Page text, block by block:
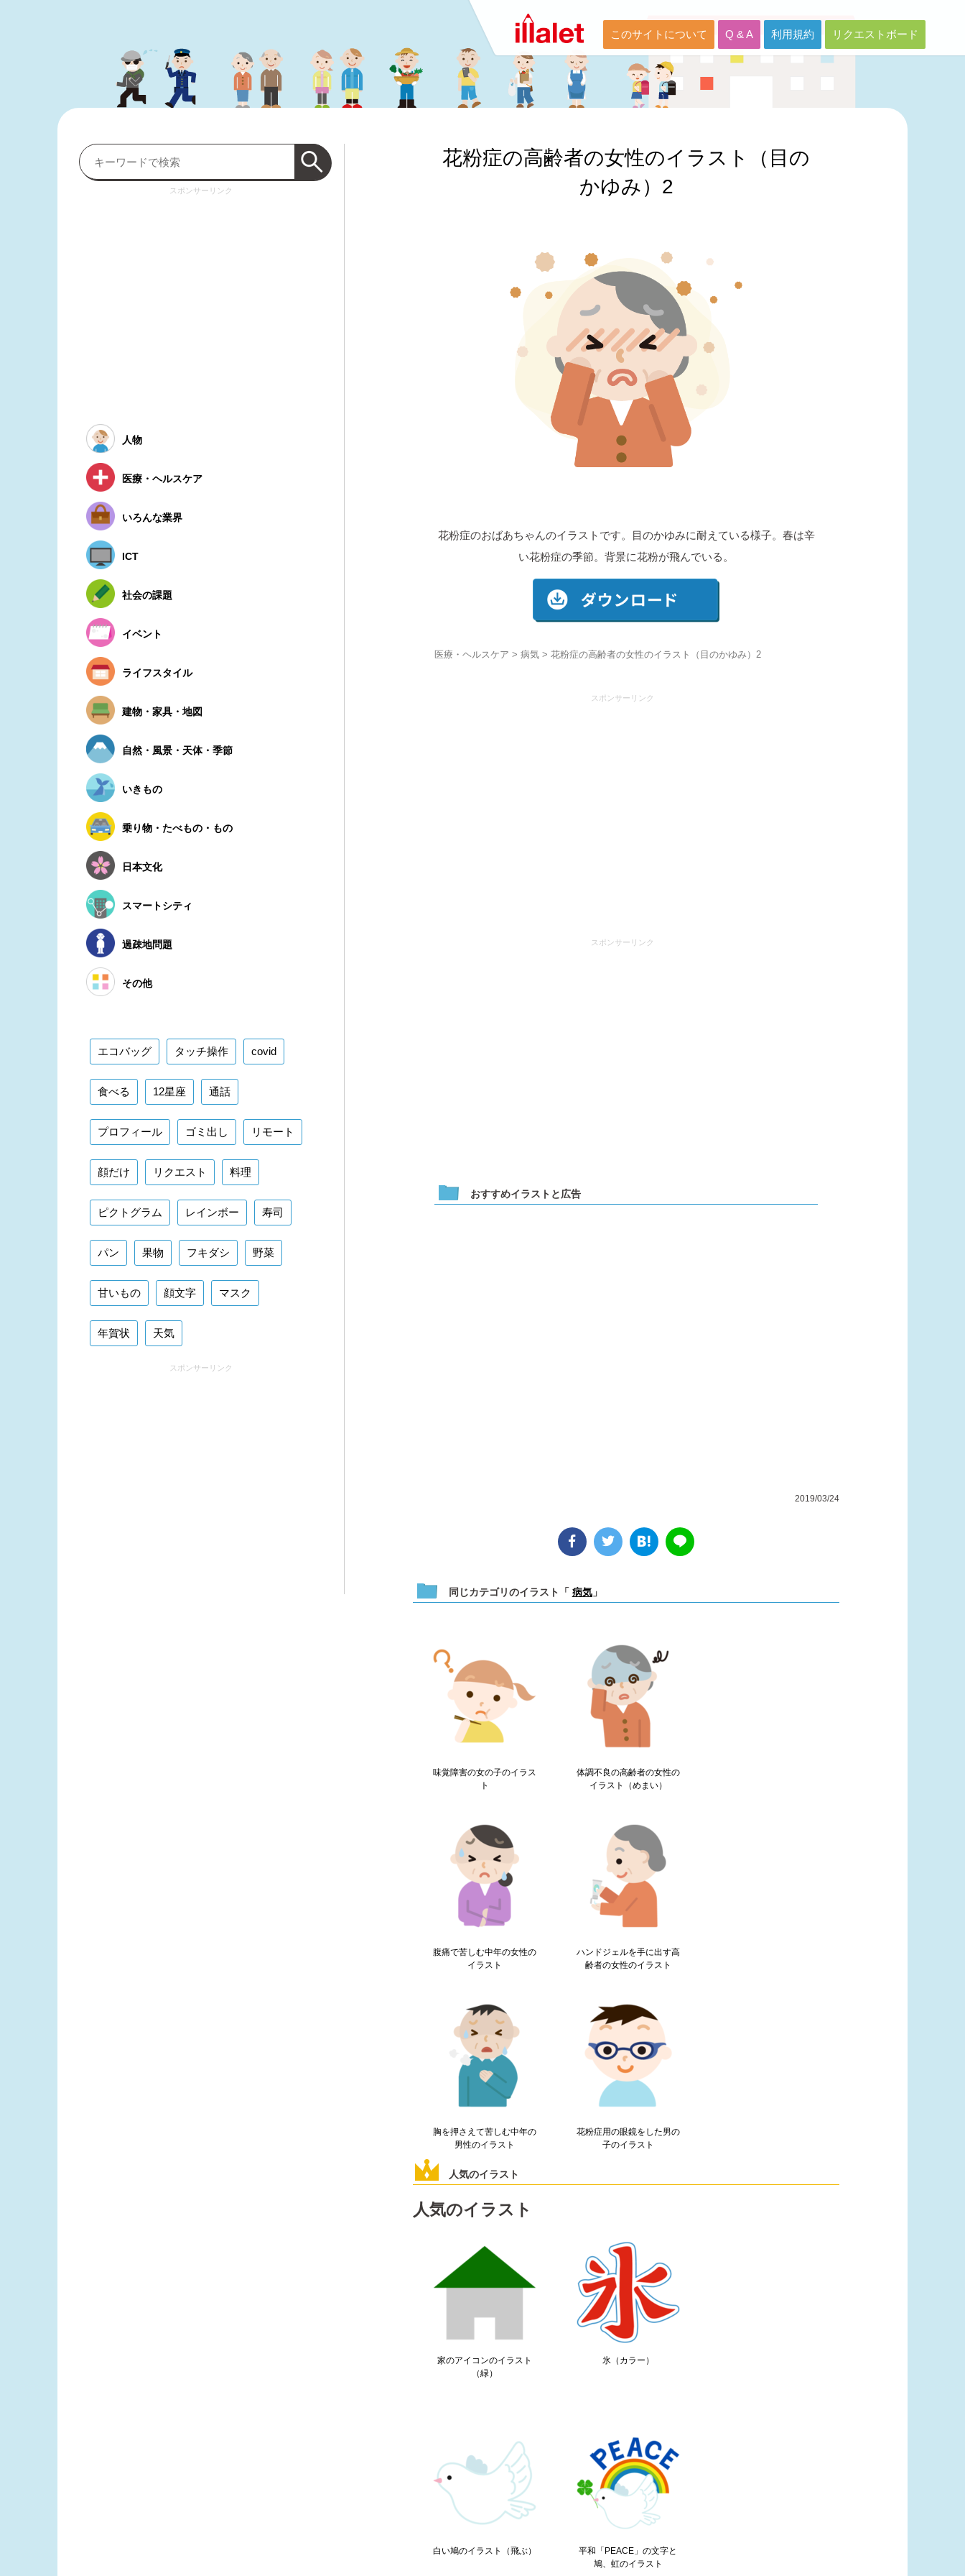
このサイトについて Q & A 利用規約 リクエストボード
花粉症の高齢者の女性のイラスト（目の
かゆみ）2
花粉症のおばあちゃんのイラストです。目のかゆみに耐えている様子。春は辛
い花粉症の季節。背景に花粉が飛んでいる。
医療・ヘルスケア > 病気> 花粉症の高齢者の女性のイラスト（目のかゆみ）2
スポンサーリンク
スポンサーリンク
おすすめイラストと広告
2019/03/24
同じカテゴリのイラスト「 病気」
味覚障害の女の子のイラス
ト
体調不良の高齢者の女性の
イラスト（めまい）
腹痛で苦しむ中年の女性の
イラスト
ハンドジェルを手に出す高
齢者の女性のイラスト
胸を押さえて苦しむ中年の
男性のイラスト
花粉症用の眼鏡をした男の
子のイラスト
人気のイラスト
人気のイラスト
家のアイコンのイラスト
（緑）
氷（カラー）
白い鳩のイラスト（飛ぶ）
平和「PEACE」の文字と
鳩、虹のイラスト
スポンサーリンク
人物
医療・ヘルスケア
いろんな業界
ICT
社会の課題
イベント
ライフスタイル
建物・家具・地図
自然・風景・天体・季節
いきもの
乗り物・たべもの・もの
日本文化
スマートシティ
過疎地問題
その他
エコバッグ タッチ操作 covid
食べる 12星座 通話
プロフィール ゴミ出し リモート
顔だけ リクエスト 料理
ピクトグラム レインボー 寿司
パン 果物 フキダシ 野菜
甘いもの 顔文字 マスク
年賀状 天気
スポンサーリンク